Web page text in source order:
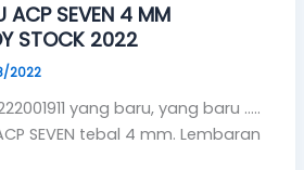
ACP SEVEN 4 MM
STOCK 2022
2022
yang baru, yang baru …..
SEVEN tebal 4 mm. Lembaran